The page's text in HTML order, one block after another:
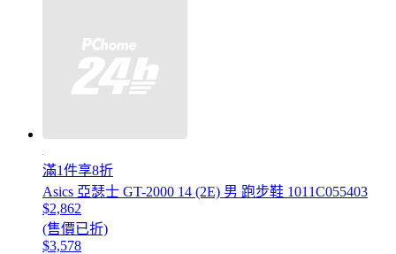
滿1件享8折
Asics 亞瑟士 GT-2000 14 (2E) 男 跑步鞋 1011C055403
$2,862
(售價已折)
$3,578